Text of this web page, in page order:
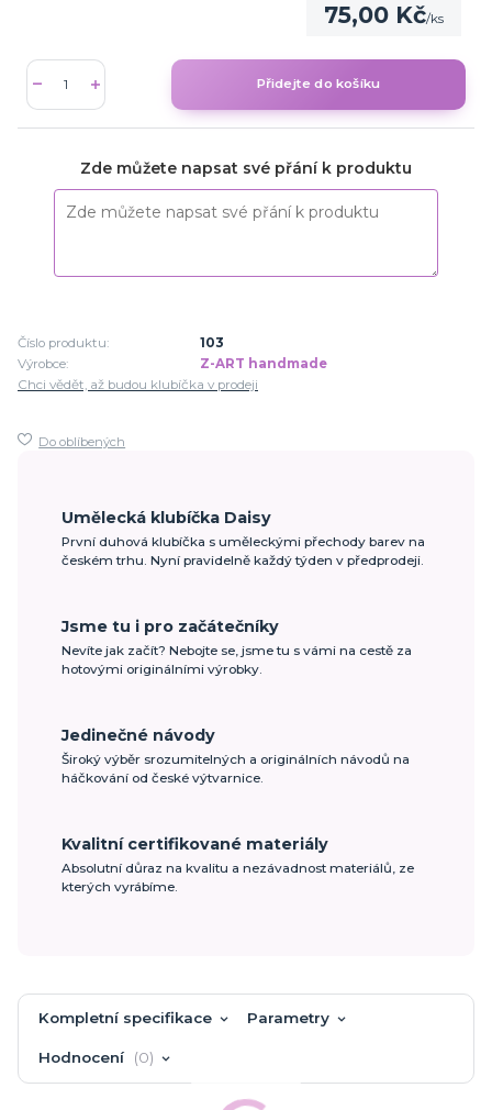
75,00 Kč/ks
Přidejte do košíku
Zde můžete napsat své přání k produktu
Číslo produktu:
103
Výrobce:
Z-ART handmade
Chci vědět, až budou klubíčka v prodeji
Do oblíbených
Umělecká klubíčka Daisy
První duhová klubíčka s uměleckými přechody barev na
českém trhu. Nyní pravidelně každý týden v předprodeji.
Jsme tu i pro začátečníky
Nevíte jak začít? Nebojte se, jsme tu s vámi na cestě za
hotovými originálními výrobky.
Jedinečné návody
Široký výběr srozumitelných a originálních návodů na
háčkování od české výtvarnice.
Kvalitní certifikované materiály
Absolutní důraz na kvalitu a nezávadnost materiálů, ze
kterých vyrábíme.
Kompletní specifikace Parametry
Hodnocení 0